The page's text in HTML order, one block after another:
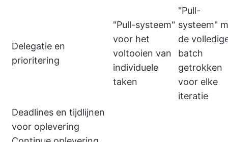
Delegatie en
prioritering
"Pull-systeem"
voor het
voltooien van
individuele
taken
"Pull-
systeem"
de
batch
getrokken
voor elke
iteratie
Deadlines en tijdlijnen
voor oplevering